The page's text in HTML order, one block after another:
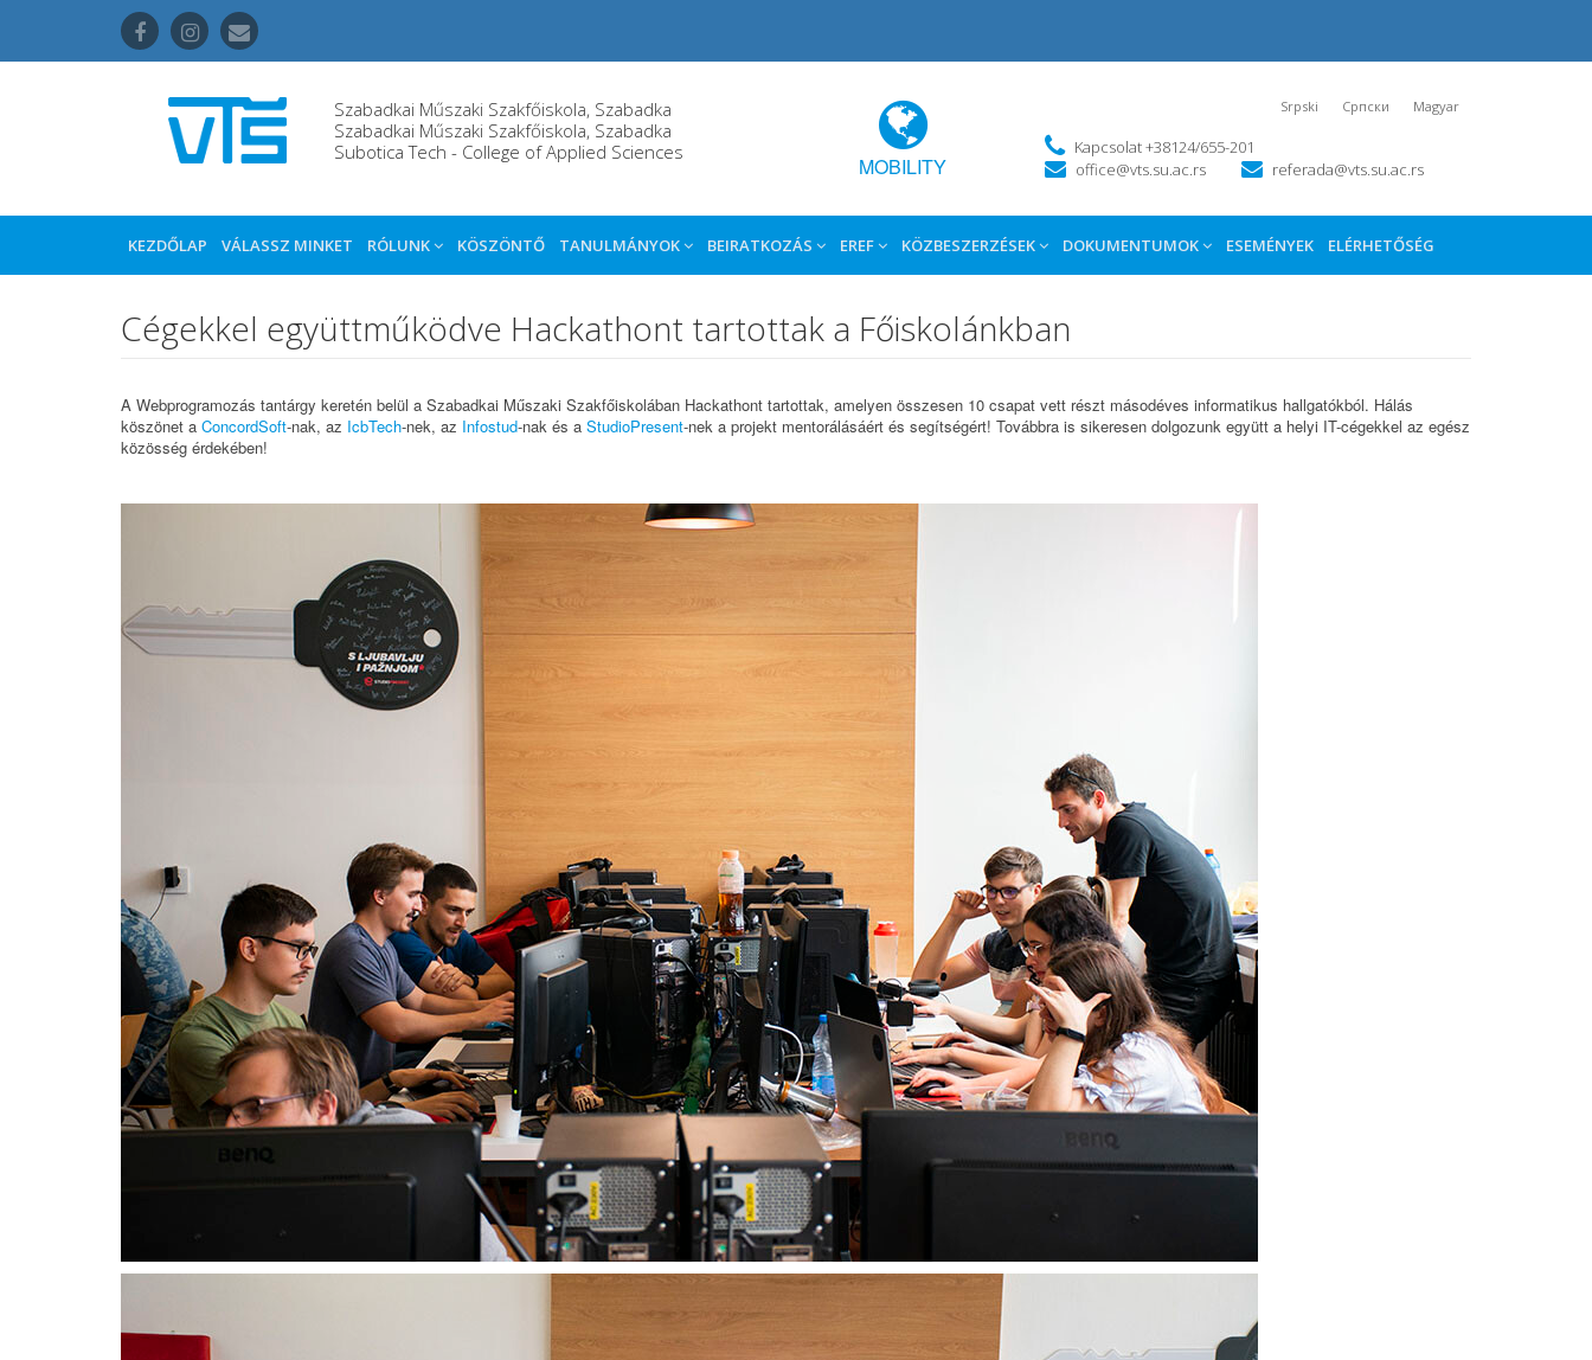
Szabadkai Műszaki Szakfőiskola, Szabadka
Szabadkai Műszaki Szakfőiskola, Szabadka
Subotica Tech - College of Applied Sciences
MOBILITY
Srpski Српски Magyar
Kapcsolat +38124/655-201
office@vts.su.ac.rs
referada@vts.su.ac.rs
KEZDŐLAP VÁLASSZ MINKET RÓLUNK KÖSZÖNTŐ TANULMÁNYOK BEIRATKOZÁS EREF KÖZBESZERZÉSEK DOKUMENTUMOK ESEMÉNYEK ELÉRHETŐSÉG
Cégekkel együttműködve Hackathont tartottak a Főiskolánkban
A Webprogramozás tantárgy keretén belül a Szabadkai Műszaki Szakfőiskolában Hackathont tartottak, amelyen összesen 10 csapat vett részt másodéves informatikus hallgatókból. Hálás
köszönet a ConcordSoft-nak, az IcbTech-nek, az Infostud-nak és a StudioPresent-nek a projekt mentorálásáért és segítségért! Továbbra is sikeresen dolgozunk együtt a helyi IT-cégekkel az egész
közösség érdekében!